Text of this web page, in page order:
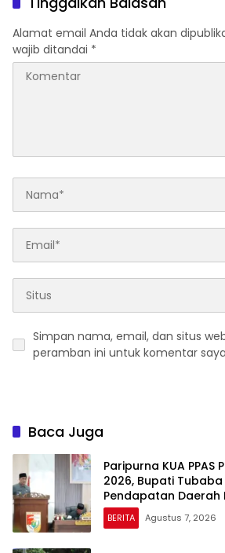
Alamat email Anda tidak akan
wajib ditandai *
Simpan nama, email, dan situs
peramban ini untuk komentar
Baca Juga
Paripurna KUA PPAS
2026, Bupati
Pendapatan Daerah
BERITA Agustus 7, 2026